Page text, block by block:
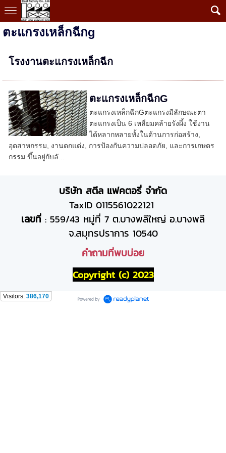
ตะแกรงเหล็กฉีกg
โรงงานตะแกรงเหล็กฉีก
ตะแกรงเหล็กฉีกG
ตะแกรงเหล็กฉีกGตะแกรงมีลักษณะตา
ตะแกรงเป็น 6 เหลี่ยมคล้ายรังผึ้ง ใช้งาน
ได้หลากหลายทั้งในด้านการก่อสร้าง,
อุตสาหกรรม, งานตกแต่ง, การป้องกันความปลอดภัย, และการเกษตร
กรรม ขึ้นอยู่กับลั...
บริษัท สตีล แฟคตอรี่ จำกัด
TaxID 0115561022121
เลขที่ : 559/43 หมู่ที่ 7 ต.บางพลีใหญ่ อ.บางพลี
จ.สมุทรปราการ 10540
คำถามที่พบบ่อย
Copyright (c) 2023
Visitors: 386,170